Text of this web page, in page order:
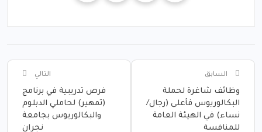
السابق
وظائف شاغرة لحملة
البكالوريوس فأعلى (رجال/
نساء) في الهيئة العامة
للمنافسة
التالي
فرص تدريبية في برنامج
(تمهير) لحاملي الدبلوم
والبكالوريوس بجامعة
نجران